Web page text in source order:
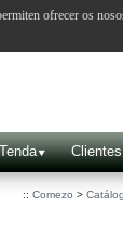
Tenda Clientes
:: Comezo >
ofrecer os